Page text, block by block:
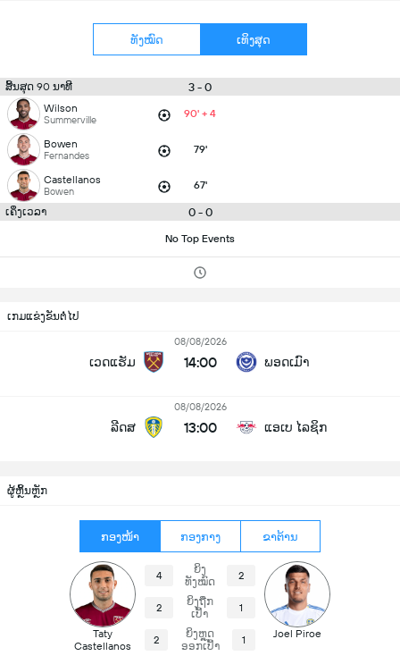
ທັງໝົດ ເທິງສຸດ
ສິ້ນສຸດ 90 ນາທີ 3 - 0
Wilson
Summerville 90' + 4
Bowen
Fernandes 79'
Castellanos
Bowen 67'
ເຄິ່ງເວລາ 0 - 0
No Top Events
ເກມແຂ່ງຂັນຕໍ່ໄປ
ເວດແຮັມ
08/08/2026
14:00 ພອດເມົາ
ລີດສ
08/08/2026
13:00 ແອເບ ໄລຊິກ
ຜູ້ຫຼິ້ນຫຼັກ
ກອງໜ້າ ກອງກາງ ຂາຕ້ານ
Taty
Castellanos
4
ຍິງ
ທັງໝົດ
2
2
ຍິງຖືກ
ເປົ້າ
1
2
ຍິງຫຼຸດ
ອອກເປົ້າ
1 Joel Piroe